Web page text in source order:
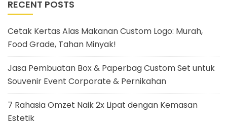
RECENT POSTS
Cetak Kertas Alas Makanan Custom Logo: Murah,
Food Grade, Tahan Minyak!
Jasa Pembuatan Box & Paperbag Custom Set untuk
Souvenir Event Corporate & Pernikahan
7 Rahasia Omzet Naik 2x Lipat dengan Kemasan
Estetik